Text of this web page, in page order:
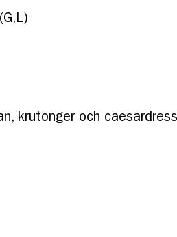
krutonger och